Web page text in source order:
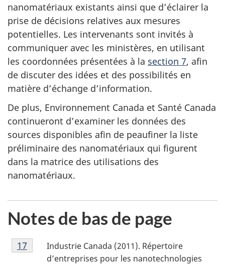
nanomatériaux existants ainsi que d’éclairer la
prise de décisions relatives aux mesures
potentielles. Les intervenants sont invités à
communiquer avec les ministères, en utilisant
les coordonnées présentées à la section 7, afin
de discuter des idées et des possibilités en
matière d’échange d’information.
De plus, Environnement Canada et Santé Canada
continueront d’examiner les données des
sources disponibles afin de peaufiner la liste
préliminaire des nanomatériaux qui figurent
dans la matrice des utilisations des
nanomatériaux.
Notes de bas de page
Notes
de
Industrie Canada (2011). Répertoire
d’entreprises pour les nanotechnologies
Retour à la référence de la note de bas de page
17